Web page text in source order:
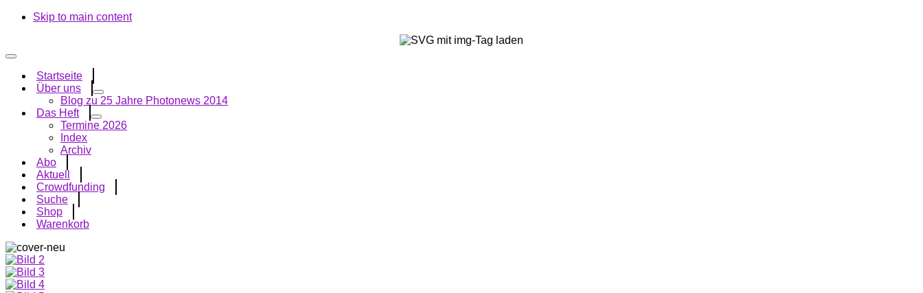
Skip to main content
Startseite
Über uns
Blog zu 25 Jahre Photonews 2014
Das Heft
Termine 2026
Index
Archiv
Abo
Aktuell
Crowdfunding
Suche
Shop
Warenkorb